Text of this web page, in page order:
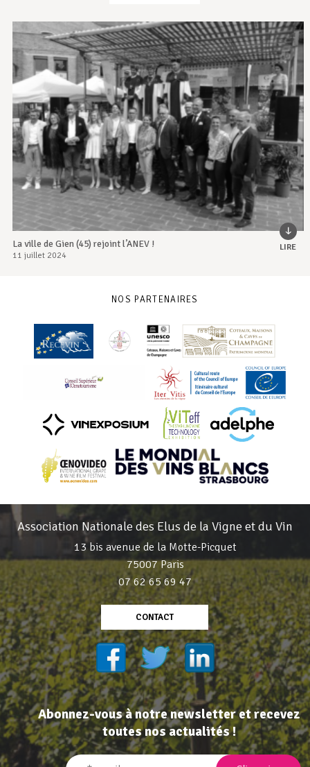
La ville de Gien (45) rejoint l’ANEV !
11 juillet 2024
LIRE
NOS PARTENAIRES
Association Nationale des Elus de la Vigne et du Vin
13 bis avenue de la Motte-Picquet
75007 Paris
07 62 65 69 47
CONTACT
Abonnez-vous à notre newsletter et recevez
toutes nos actualités !